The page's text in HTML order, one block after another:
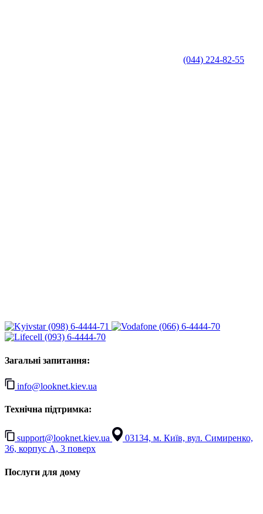
(044) 224-82-55
(098) 6-4444-71
(066) 6-4444-70
(093) 6-4444-70
Загальні запитання:
info@looknet.kiev.ua
Технічна підтримка:
support@looknet.kiev.ua
03134, м. Київ, вул. Симиренко,
36, корпус А, 3 поверх
Послуги для дому